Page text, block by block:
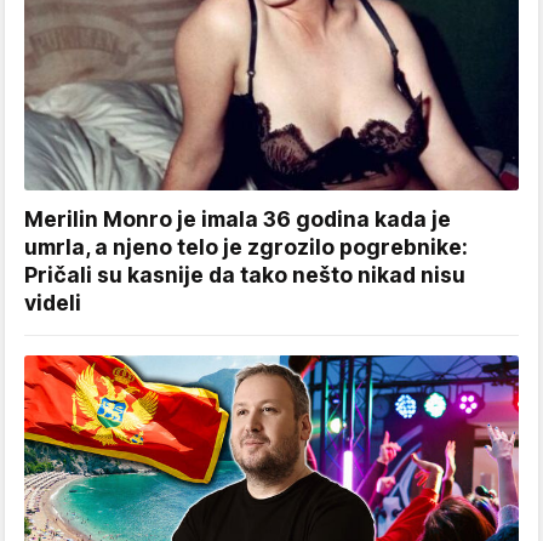
Merilin Monro je imala 36 godina kada je
umrla, a njeno telo je zgrozilo pogrebnike:
Pričali su kasnije da tako nešto nikad nisu
videli